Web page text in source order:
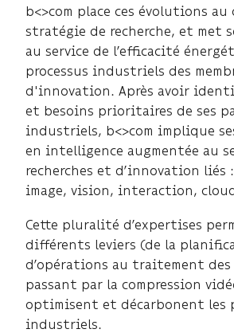
b<>com place ces évolutions
stratégie de recherche, et met
au service de l’efficacité
processus industriels des
d'innovation. Après avoir
et besoins prioritaires de ses
industriels, b<>com implique
en intelligence augmentée au
recherches et d’innovation
image, vision, interaction,
Cette pluralité d’expertises
différents leviers (de la
d’opérations au traitement des
passant par la compression
optimisent et décarbonent les
industriels.